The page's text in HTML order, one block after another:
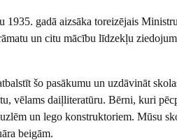
1935. gadā aizsāka toreizējais Ministru
un citu mācību līdzekļu
šo pasākumu un uzdāvināt
vēlams daiļliteratūru. Bērni, kuri
un lego konstruktoriem. Mūsu
beigām.